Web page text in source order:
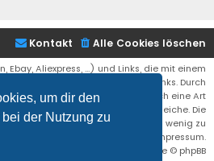
um dir den
der Nutzung zu
Alle Cookies löschen
Kontakt
Ebay, Aliexpress, ...) und Links, die mit einem
es sich um sogenannte Affiliate Links. Durch
über einen Affiliate Link erhälte ich eine Art
Für euch bleibt der Preis der gleiche. Die
für diese Webseite ein wenig zu
reduzieren. Siehe auch das Impressum.
® Forum Software © phpBB